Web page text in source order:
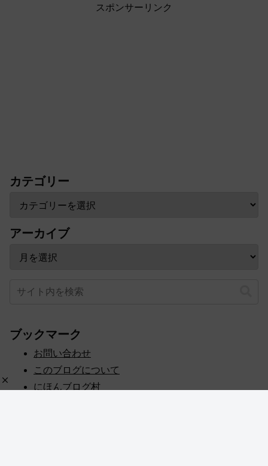
スポンサーリンク
カテゴリー
アーカイブ
ブックマーク
お問い合わせ
このブログについて
にほんブログ村